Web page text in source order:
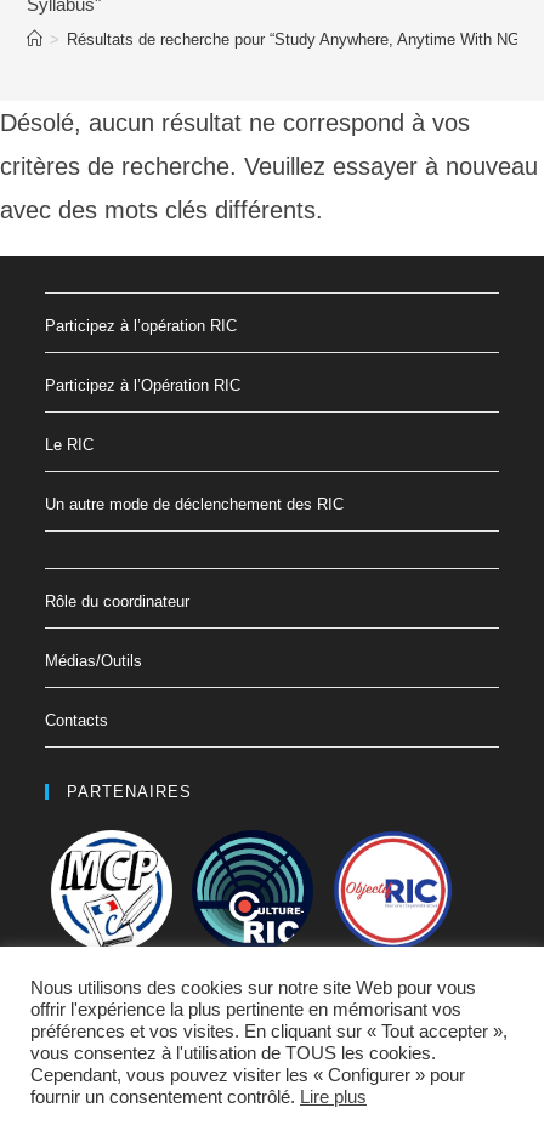
Syllabus"
> Résultats de recherche pour “Study Anywhere, Anytime With
Désolé, aucun résultat ne correspond à vos
critères de recherche. Veuillez essayer à nouveau
avec des mots clés différents.
Participez à l’opération RIC
Participez à l’Opération RIC
Le RIC
Un autre mode de déclenchement des RIC
Rôle du coordinateur
Médias/Outils
Contacts
PARTENAIRES
Nous utilisons des cookies sur notre site Web pour vous
offrir l'expérience la plus pertinente en mémorisant vos
préférences et vos visites. En cliquant sur « Tout accepter »,
vous consentez à l'utilisation de TOUS les cookies.
Cependant, vous pouvez visiter les « Configurer » pour
fournir un consentement contrôlé. Lire plus